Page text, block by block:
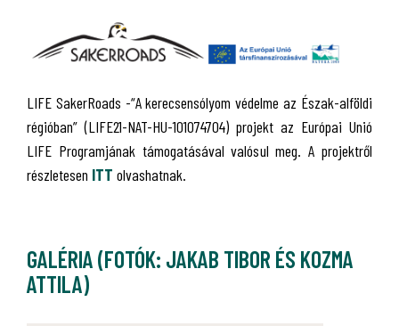
LIFE SakerRoads -“A kerecsensólyom védelme az Észak-alföldi
régióban” (LIFE21-NAT-HU-101074704) projekt az Európai Unió
LIFE Programjának támogatásával valósul meg. A projektről
részletesen ITT olvashatnak.
GALÉRIA (FOTÓK: JAKAB TIBOR ÉS KOZMA
ATTILA)